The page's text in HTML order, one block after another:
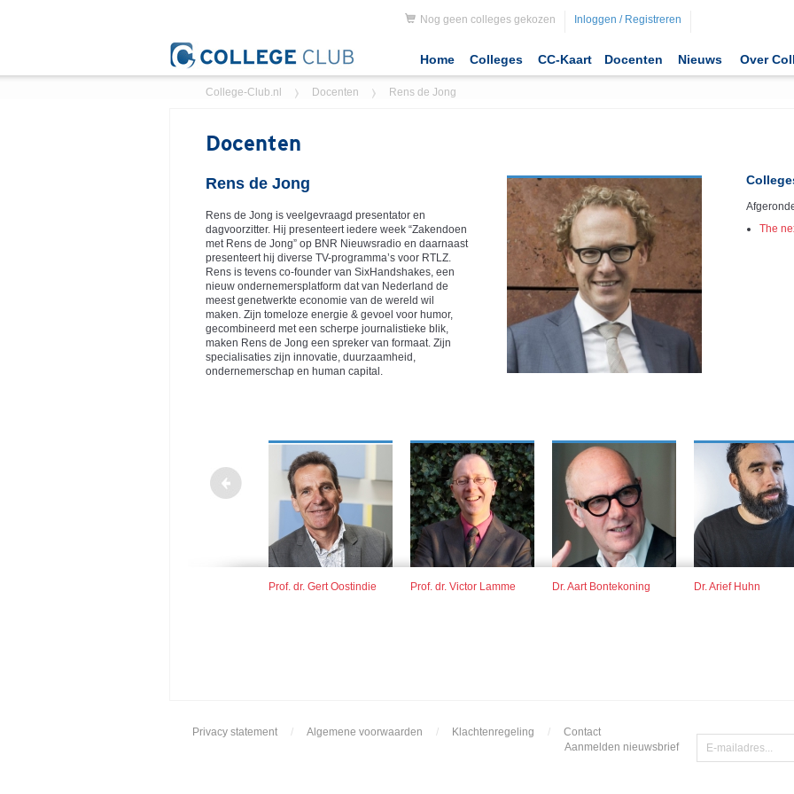
Nog geen colleges gekozen Inloggen / Registreren
Home Colleges CC-Kaart Docenten Nieuws Over
College-Club.nl Docenten Rens de Jong
Docenten
Rens de Jong
Rens de Jong is veelgevraagd presentator en
dagvoorzitter. Hij presenteert iedere week “Zakendoen
met Rens de Jong” op BNR Nieuwsradio en daarnaast
presenteert hij diverse TV-programma’s voor RTLZ.
Rens is tevens co-founder van SixHandshakes, een
nieuw ondernemersplatform dat van Nederland de
meest genetwerkte economie van de wereld wil
maken. Zijn tomeloze energie & gevoel voor humor,
gecombineerd met een scherpe journalistieke blik,
maken Rens de Jong een spreker van formaat. Zijn
specialisaties zijn innovatie, duurzaamheid,
ondernemerschap en human capital.
The
Prof. dr. Gert Oostindie Prof. dr. Victor Lamme Dr. Aart Bontekoning Dr. Arief Huhn
Privacy statement / Algemene voorwaarden / Klachtenregeling /
Contact
Aanmelden nieuwsbrief